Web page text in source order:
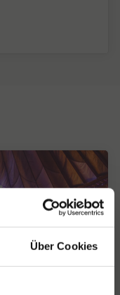
Über Cookies